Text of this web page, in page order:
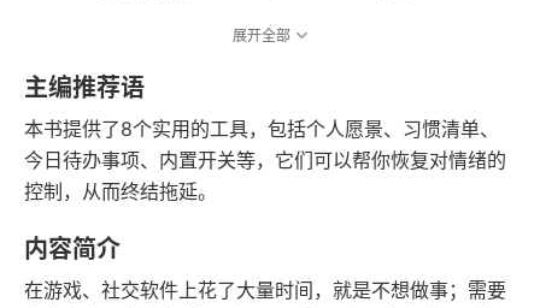
61千字
字数
2022-01-01
发行日期
展开全部
主编推荐语
本书提供了8个实用的工具，包括个人愿景、习惯清单、
今日待办事项、内置开关等，它们可以帮你恢复对情绪的
控制，从而终结拖延。
内容简介
在游戏、社交软件上花了大量时间，就是不想做事；需要